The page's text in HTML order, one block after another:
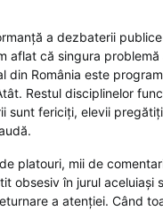
a dezbaterii
aflat că singura problemă
din România este
Restul disciplinelor
sunt fericiți, elevii
platouri, mii de
obsesiv în jurul aceluiași
a atenției. Când